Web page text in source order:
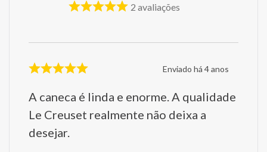
2 avaliações
Enviado há 4 anos
A caneca é linda e enorme. A qualidade
Le Creuset realmente não deixa a
desejar.